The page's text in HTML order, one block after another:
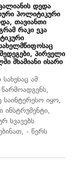
დედა
პოლიტიკური
თავიანთი
რაკი ეკა
პირველი
შხამიანი ისარი
ამ
საინტერესო იყო,
სვავებს
- წერს